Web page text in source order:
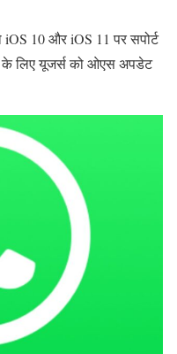
10 और iOS 11 पर सपोर्ट
के लिए यूजर्स को ओएस अपडेट